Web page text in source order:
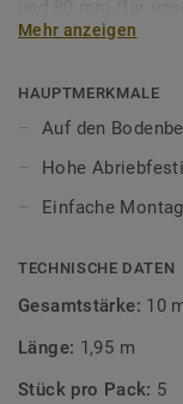
unsere
Mehr anzeigen
HAUPTMERKMALE
Auf den
Hohe
Einfache
TECHNISCHE DATEN
Gesamtstärke: 10
Länge: 1,95 m
Stück pro Pack: 5